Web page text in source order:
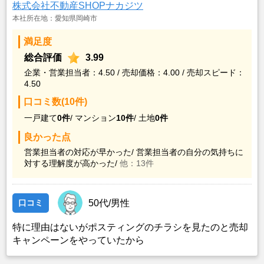
株式会社不動産SHOPナカジツ
本社所在地：愛知県岡崎市
満足度
総合評価
3.99
企業・営業担当者：4.50 / 売却価格：4.00 / 売却スピード：
4.50
口コミ数(10件)
一戸建て0件/ マンション10件/ 土地0件
良かった点
営業担当者の対応が早かった/ 営業担当者の自分の気持ちに
対する理解度が高かった/ 他：13件
口コミ 50代/男性
特に理由はないがポスティングのチラシを見たのと売却
キャンペーンをやっていたから